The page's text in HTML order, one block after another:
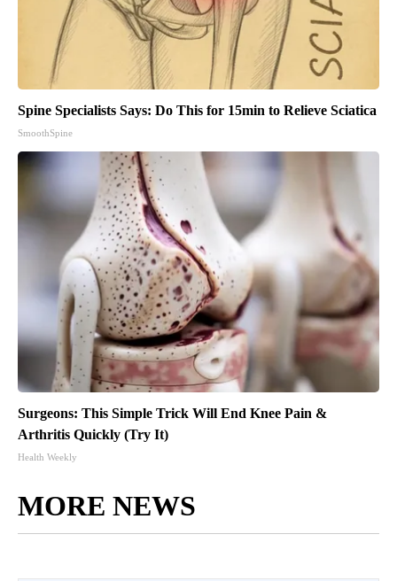
Spine Specialists Says: Do This for 15min to Relieve Sciatica
SmoothSpine
Surgeons: This Simple Trick Will End Knee Pain &
Arthritis Quickly (Try It)
Health Weekly
MORE NEWS